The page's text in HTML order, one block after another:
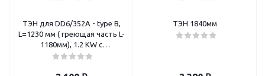
ТЭН для DD6/352A - type B,
L=1230 мм ( греющая часть L-
1180мм), 1.2 KW с
перемычкой
ТЭН 1840мм